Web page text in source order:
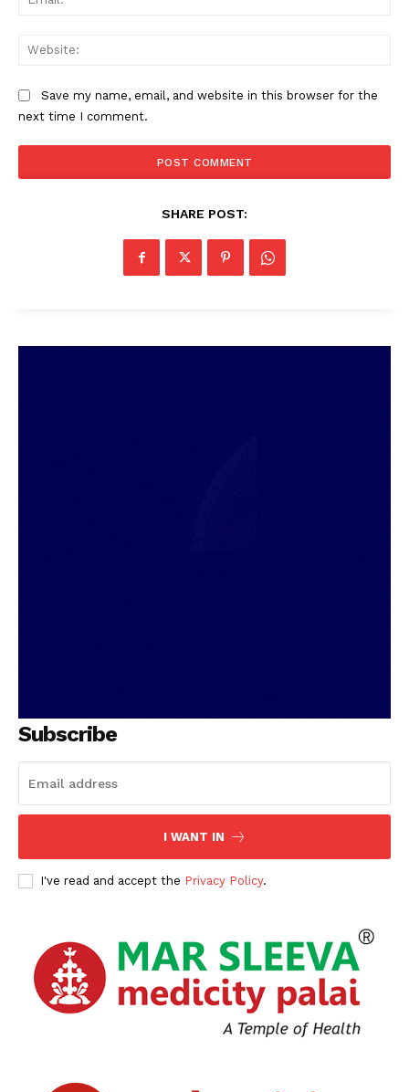
Save my name, email, and website in this browser for the
next time I comment.
SHARE POST:
Subscribe
I WANT IN
I've read and accept the Privacy Policy.